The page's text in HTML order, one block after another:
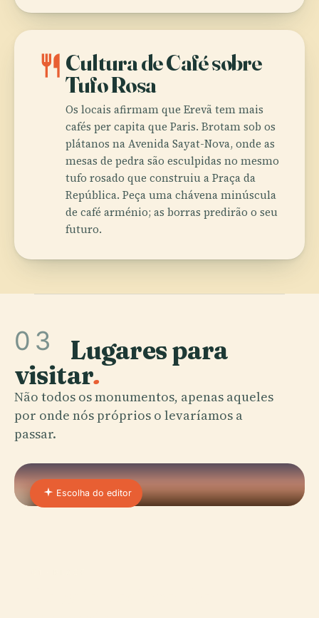
restaurant Cultura de Café sobre
Tufo Rosa
Os locais afirmam que Erevã tem mais
cafés per capita que Paris. Brotam sob os
plátanos na Avenida Sayat-Nova, onde as
mesas de pedra são esculpidas no mesmo
tufo rosado que construiu a Praça da
República. Peça uma chávena minúscula
de café arménio; as borras predirão o seu
futuro.
03 Lugares para
visitar.
Não todos os monumentos, apenas aqueles
por onde nós próprios o levaríamos a
passar.
Escolha do editor